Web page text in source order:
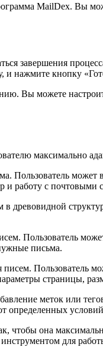
MailDex. Вы
завершения
и нажмите кнопку
Вы можете
максимально
может
и работу с почтовыми
Пользователь
письма.
Пользователь
страницы,
меток или
определенных
она
для